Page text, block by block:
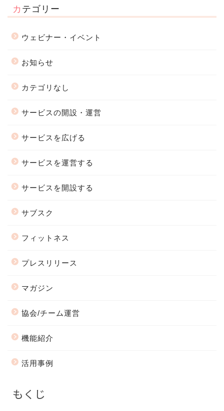
カテゴリー
ウェビナー・イベント
お知らせ
カテゴリなし
サービスの開設・運営
サービスを広げる
サービスを運営する
サービスを開設する
サブスク
フィットネス
プレスリリース
マガジン
協会/チーム運営
機能紹介
活用事例
もくじ